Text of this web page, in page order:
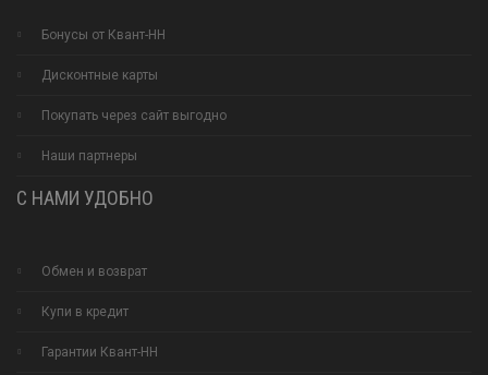
Бонусы от Квант-НН
Дисконтные карты
Покупать через сайт выгодно
Наши партнеры
С НАМИ УДОБНО
Обмен и возврат
Купи в кредит
Гарантии Квант-НН